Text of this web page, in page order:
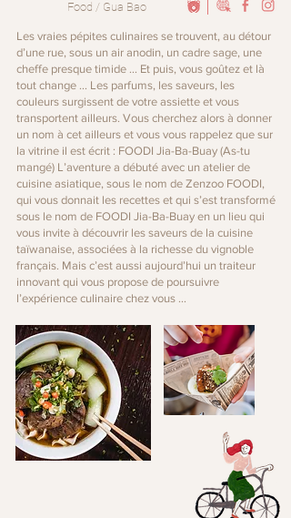
Food / Gua Bao
Les vraies pépites culinaires se trouvent, au détour
d’une rue, sous un air anodin, un cadre sage, une
cheffe presque timide … Et puis, vous goûtez et là
tout change … Les parfums, les saveurs, les
couleurs surgissent de votre assiette et vous
transportent ailleurs. Vous cherchez alors à donner
un nom à cet ailleurs et vous vous rappelez que sur
la vitrine il est écrit : FOODI Jia-Ba-Buay (As-tu
mangé) L’aventure a débuté avec un atelier de
cuisine asiatique, sous le nom de Zenzoo FOODI,
qui vous donnait les recettes et qui s’est transformé
sous le nom de FOODI Jia-Ba-Buay en un lieu qui
vous invite à découvrir les saveurs de la cuisine
taïwanaise, associées à la richesse du vignoble
français. Mais c’est aussi aujourd’hui un traiteur
innovant qui vous propose de poursuivre
l’expérience culinaire chez vous …